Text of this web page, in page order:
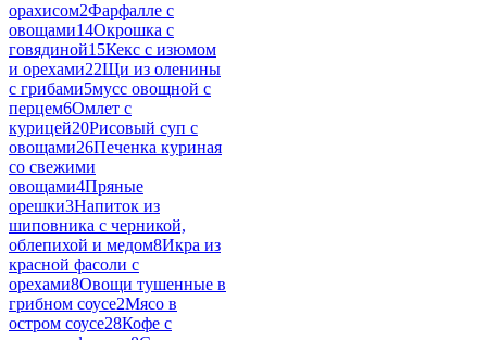
орахисом2Фарфалле с
овощами14Окрошка с
говядиной15Кекс с изюмом
и орехами22Щи из оленины
с грибами5мусс овощной с
перцем6Омлет с
курицей20Рисовый суп с
овощами26Печенка куриная
со свежими
овощами4Пряные
орешки3Напиток из
шиповника с черникой,
облепихой и медом8Икра из
красной фасоли с
орехами8Овощи тушенные в
грибном соусе2Мясо в
остром соусе28Кофе с